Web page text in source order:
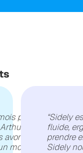
pour
mois le
“Sidely
fluide,
prendre
Sidely